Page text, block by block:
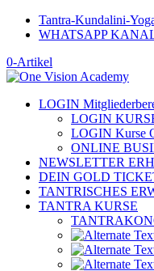
Tantra-Kundalini-
WHATSAPP
0-Artikel
LOGIN
LOGIN
LOGIN Kurse
ONLINE
NEWSLETTER
DEIN GOLD
TANTRISCHES
TANTRA KURSE